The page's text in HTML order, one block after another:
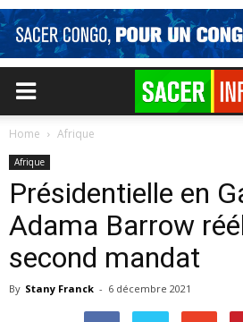
Home Afrique
Afrique
Présidentielle en
Adama Barrow
second mandat
By Stany Franck - 6 décembre 2021